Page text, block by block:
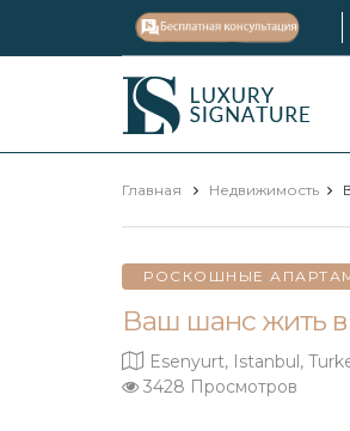
Luxury
Signature
Главная Недвижимость
РОСКОШНЫЕ
Ваш шанс жить в
Esenyurt, Istanbul,
3428 Просмотров